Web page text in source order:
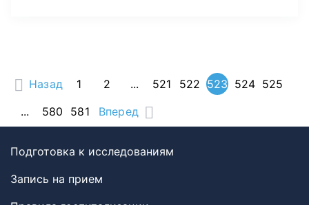
Назад 1 2 ... 521 522 523 524 525
...
580 581 Вперед
Подготовка к исследованиям
Запись на прием